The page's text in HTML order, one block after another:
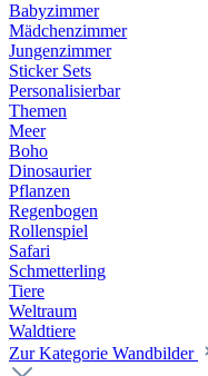
Babyzimmer
Mädchenzimmer
Jungenzimmer
Sticker Sets
Personalisierbar
Themen
Meer
Boho
Dinosaurier
Pflanzen
Regenbogen
Rollenspiel
Safari
Schmetterling
Tiere
Weltraum
Waldtiere
Zur Kategorie Wandbilder